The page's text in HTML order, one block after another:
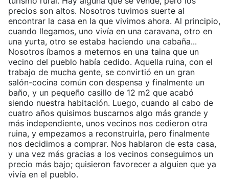
precios son altos. Nosotros tuvimos suerte al
encontrar la casa en la que vivimos ahora. Al principio,
cuando llegamos, uno vivía en una caravana, otro en
una yurta, otro se estaba haciendo una cabaña...
Nosotros íbamos a meternos en una taina que un
vecino del pueblo había cedido. Aquella ruina, con el
trabajo de mucha gente, se convirtió en un gran
salón-cocina común con despensa y finalmente un
baño, y un pequeño casillo de 12 m2 que acabó
siendo nuestra habitación. Luego, cuando al cabo de
cuatro años quisimos buscarnos algo más grande y
más independiente, unos vecinos nos cedieron otra
ruina, y empezamos a reconstruirla, pero finalmente
nos decidimos a comprar. Nos hablaron de esta casa,
y una vez más gracias a los vecinos conseguimos un
precio más bajo; quisieron favorecer a alguien que ya
vivía en el pueblo.